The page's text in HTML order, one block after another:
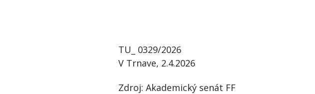
TU_ 0329/2026
V Trnave, 2.4.2026
Zdroj: Akademický senát FF